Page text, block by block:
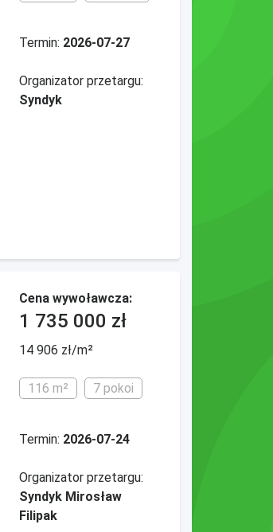
Termin: 2026-07-27
Organizator przetargu:
Syndyk
Cena wywoławcza:
1 735 000 zł
14 906 zł/m²
116 m² 7 pokoi
Termin: 2026-07-24
Organizator przetargu:
Syndyk Mirosław
Filipak